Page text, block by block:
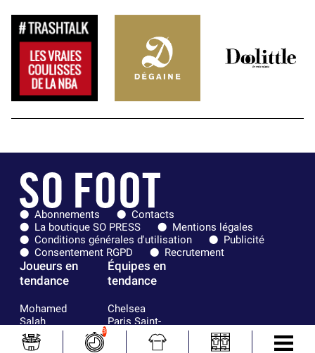
Abonnements
Contacts
La boutique SO PRESS
Mentions légales
Conditions générales d'utilisation
Publicité
Consentement RGPD
Recrutement
Joueurs en
tendance
Mohamed
Salah
Mykhailo
Mudryk
Équipes en
tendance
Chelsea
Paris Saint-
Germain
Bordeaux
3